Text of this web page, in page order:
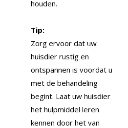
houden.
Tip:
Zorg ervoor dat uw
huisdier rustig en
ontspannen is voordat u
met de behandeling
begint. Laat uw huisdier
het hulpmiddel leren
kennen door het van